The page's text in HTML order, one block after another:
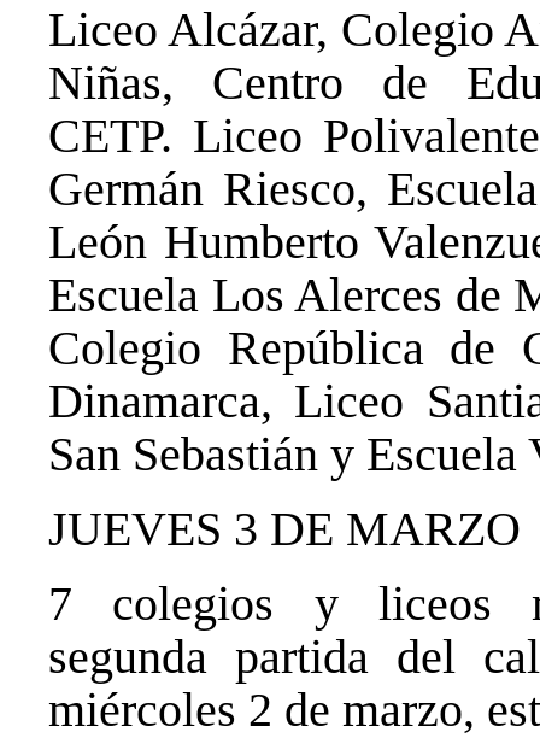
Liceo Alcázar, Colegio
Niñas, Centro de
CETP. Liceo
Germán Riesco,
León Humberto
Escuela Los Alerces de
Colegio República de
Dinamarca, Liceo
San Sebastián y
JUEVES 3 DE MARZO
7 colegios y liceos
segunda partida del
miércoles 2 de marzo,